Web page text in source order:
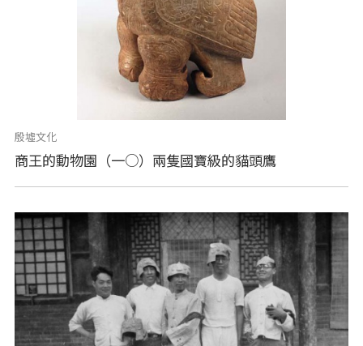
殷墟文化
商王的動物園（一○）兩隻國寶級的貓頭鷹